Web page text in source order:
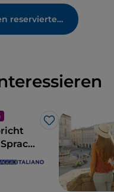
Greifen Sie jetzt auf Ihren reservierten Bereich zu
Like